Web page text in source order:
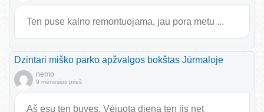
Ten puse kalno remontuojama, jau pora metu ...
Dzintari miško parko apžvalgos bokštas Jūrmaloje
nemo
9 mėnesius prieš
Aš esu ten buvęs. Vėjuotą dieną ten jis net